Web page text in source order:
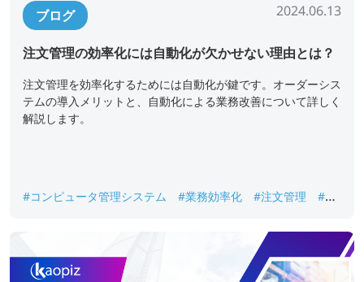
ブログ 2024.06.13
注文管理の効率化には自動化が欠かせない理由とは？
注文管理を効率化するためには自動化が鍵です。オーダーシス
テムの導入メリットと、自動化による業務改善について詳しく
解説します。
#コンピュータ管理システム #業務効率化 #注文管理
#自